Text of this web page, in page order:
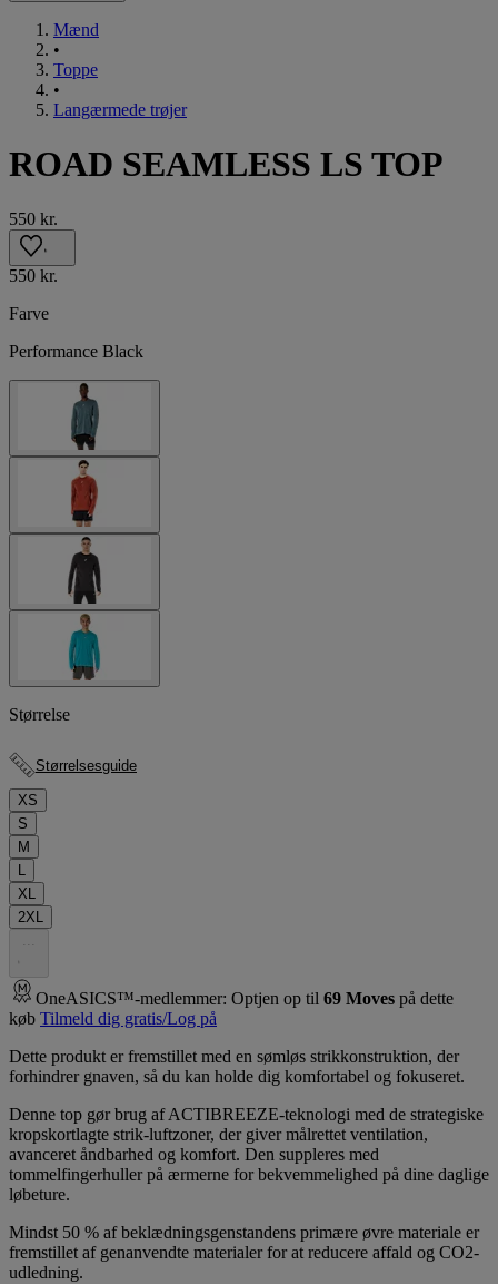
Mænd
•
Toppe
•
Langærmede trøjer
ROAD SEAMLESS LS TOP
550 kr.
550 kr.
Farve
Performance Black
Størrelse
Størrelsesguide
XS
S
M
L
XL
2XL
. . .
OneASICS™-medlemmer: Optjen op til 69 Moves på dette
køb Tilmeld dig gratis/Log på
Dette produkt er fremstillet med en sømløs strikkonstruktion, der
forhindrer gnaven, så du kan holde dig komfortabel og fokuseret.
Denne top gør brug af ACTIBREEZE-teknologi med de strategiske
kropskortlagte strik-luftzoner, der giver målrettet ventilation,
avanceret åndbarhed og komfort. Den suppleres med
tommelfingerhuller på ærmerne for bekvemmelighed på dine daglige
løbeture.
Mindst 50 % af beklædningsgenstandens primære øvre materiale er
fremstillet af genanvendte materialer for at reducere affald og CO2-
udledning.